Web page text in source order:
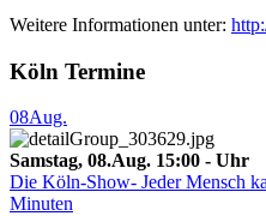
Weitere Informationen unter:
Köln Termine
08Aug.
Samstag, 08.Aug. 15:00 - Uhr
Die Köln-Show- Jeder Mensch
Minuten